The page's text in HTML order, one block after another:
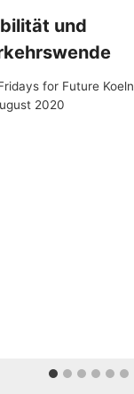
und
for Future Koeln
2020